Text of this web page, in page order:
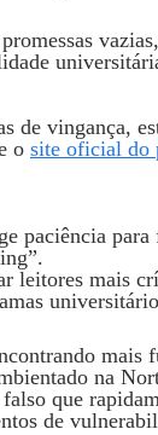
de vingança,
o site oficial do
paciência
leitores mais
na
que
de